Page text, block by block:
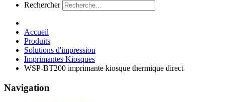
Rechercher
Accueil
Produits
Solutions d'impression
Imprimantes Kiosques
WSP-BT200 imprimante kiosque thermique direct
Navigation